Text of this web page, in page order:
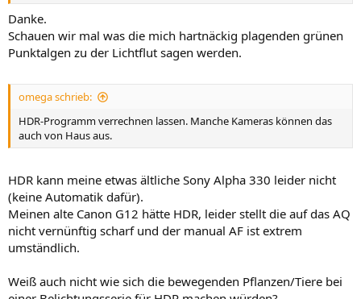
Danke.
Schauen wir mal was die mich hartnäckig plagenden grünen
Punktalgen zu der Lichtflut sagen werden.
omega schrieb:
HDR-Programm verrechnen lassen. Manche Kameras können das
auch von Haus aus.
HDR kann meine etwas ältliche Sony Alpha 330 leider nicht
(keine Automatik dafür).
Meinen alte Canon G12 hätte HDR, leider stellt die auf das AQ
nicht vernünftig scharf und der manual AF ist extrem
umständlich.
Weiß auch nicht wie sich die bewegenden Pflanzen/Tiere bei